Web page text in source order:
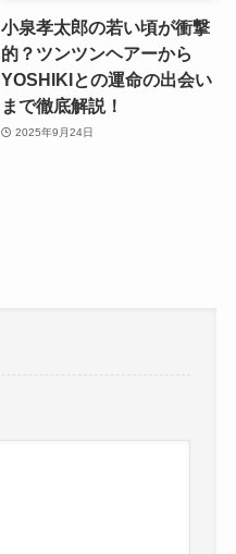
小泉孝太郎の若い頃が衝撃
的？ツンツンヘアーから
YOSHIKIとの運命の出会い
まで徹底解説！
2025年9月24日